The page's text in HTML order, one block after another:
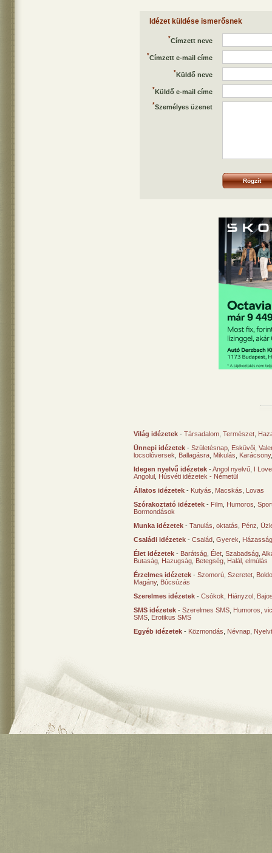
Idézet küldése ismerősnek
*Címzett neve
*Címzett e-mail címe
*Küldő neve
*Küldő e-mail címe
*Személyes üzenet
Rögzít
Világ idézetek - Társadalom Természet
Ünnepi idézetek - Születésnap Esküvői
locsolóversek
Ballagásra Mikulás Karácsony
Idegen nyelvű idézetek -Angol nyelvű I
Angolul Húsvéti idézetek - Németül
Állatos idézetek - Kutyás Macskás
Lovas
Szórakoztató idézetek - Film Humoros
Bormondások
Munka idézetek - Tanulás, oktatás Pénz
Családi idézetek - Család Gyerek
Élet idézetek - Barátság Élet Szabadság
Butaság Hazugság Betegség Halál, elmúlás
Érzelmes idézetek - Szomorú Szeretet
Magány, Búcsúzás
Szerelmes idézetek - Csókok Hiányzol
SMS idézetek - Szerelmes SMS Humoros,
SMS Erotikus SMS
Egyéb idézetek - Közmondás Névnap